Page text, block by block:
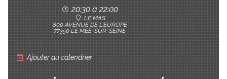
20:30 à 22:00
LE MAS
800 AVENUE DE L'EUROPE
77350 LE MEE-SUR-SEINE
Ajouter au calendrier